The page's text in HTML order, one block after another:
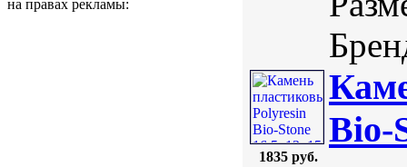
на правах рекламы:
1835 руб.
Bio-